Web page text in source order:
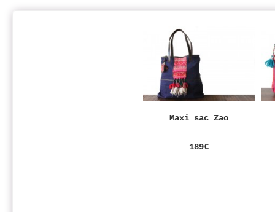
Maxi sac Zao
189€